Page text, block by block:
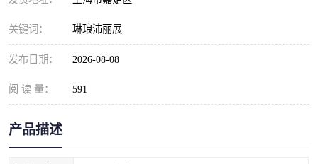
关键词： 琳琅沛丽展
发布日期： 2026-08-08
阅 读 量： 591
产品描述